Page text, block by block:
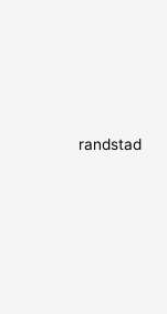
randstad